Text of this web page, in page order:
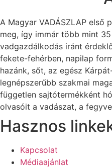
A Magyar VADÁSZLAP első
meg, így immár több mint
vadgazdálkodás iránt
fekete-fehérben, napilap
hazánk, sőt, az egész
legnépszerűbb szakmai
független sajtótermékként
olvasóit a vadászat, a
Hasznos
Kapcsolat
Médiaajánlat